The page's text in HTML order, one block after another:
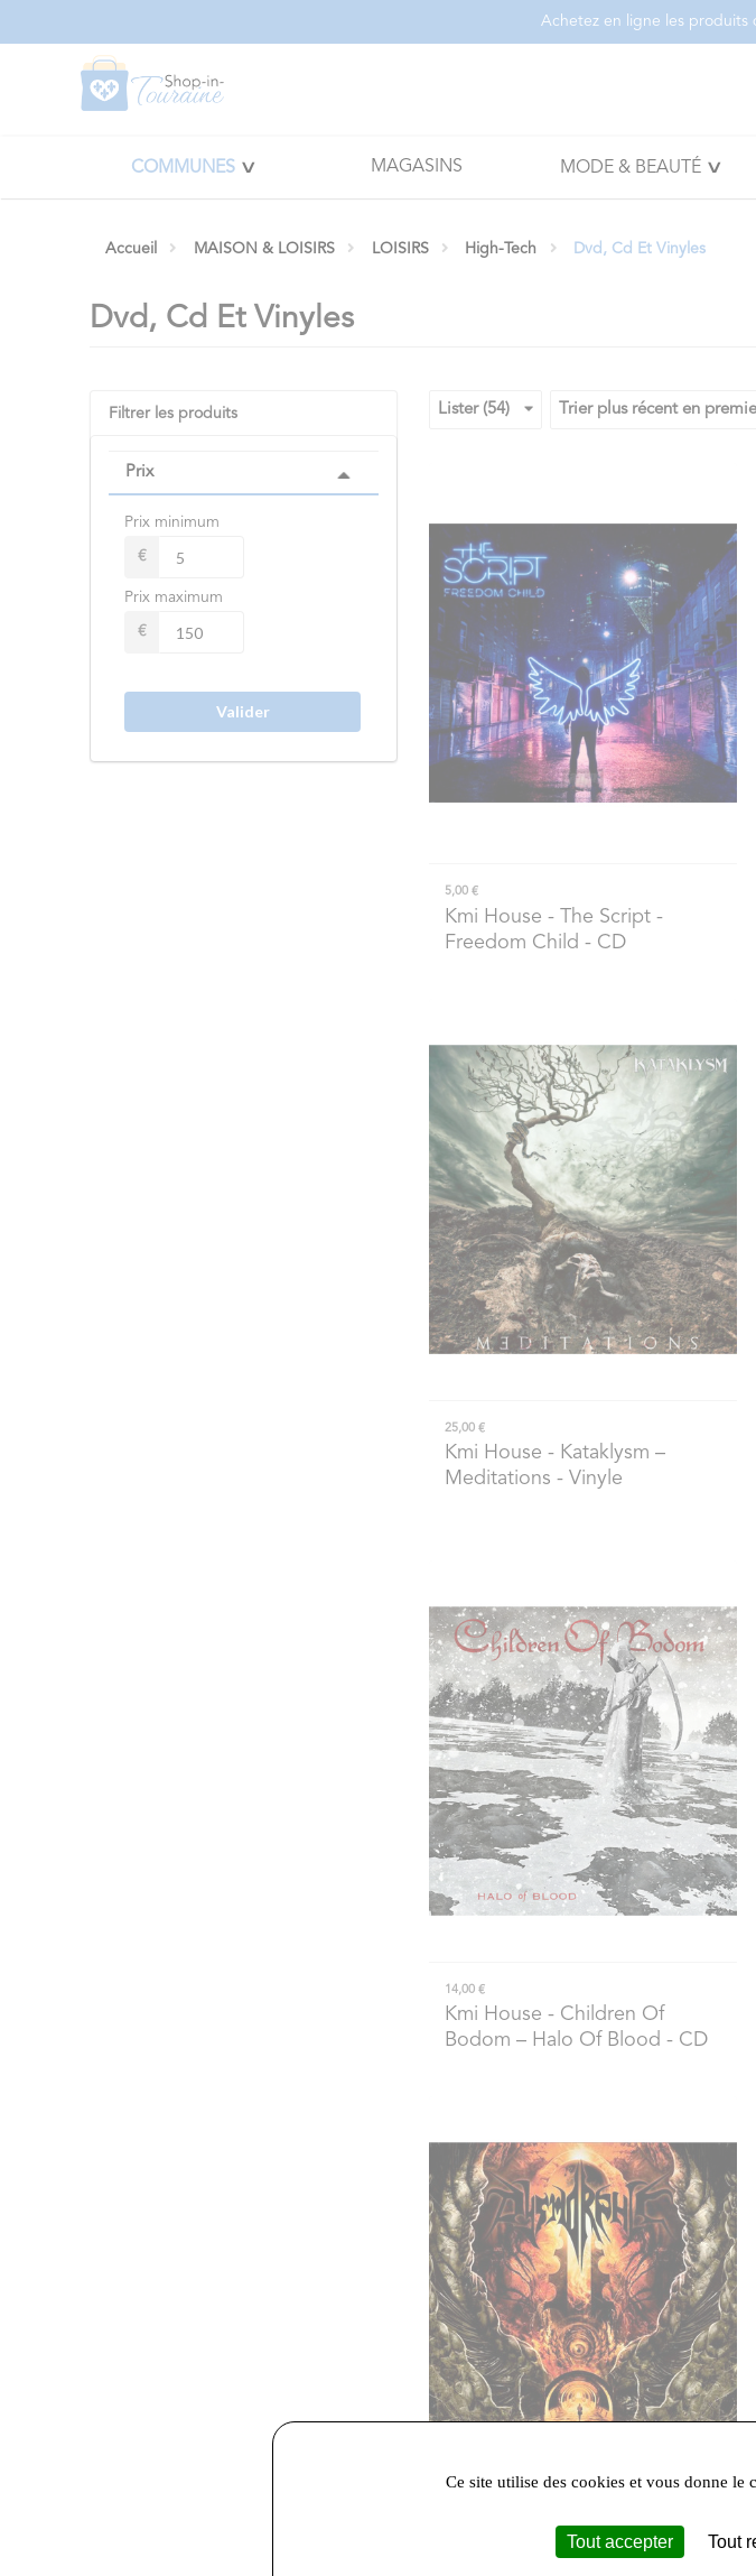
Achetez en ligne les produits
COMMUNES MAGASINS MODE & BEAUTÉ
Accueil MAISON & LOISIRS LOISIRS High-Tech Dvd, Cd Et Vinyles
Dvd, Cd Et Vinyles
Filtrer les produits
Prix
Prix minimum
€
Prix maximum
€
Valider
Lister (54) Trier plus récent en
5,00 €
Kmi House - The Script -
Freedom Child - CD
25,00 €
Kmi House - Kataklysm –
Meditations - Vinyle
14,00 €
Kmi House - Children Of
Bodom – Halo Of Blood - CD
- Dysmorphic – A
Ce site utilise des cookies et vous donne le
Tout accepter Tout